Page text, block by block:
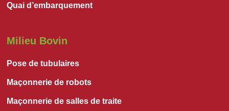
Quai d’embarquement
Milieu Bovin
Pose de tubulaires
Maçonnerie de robots
Maçonnerie de salles de traite